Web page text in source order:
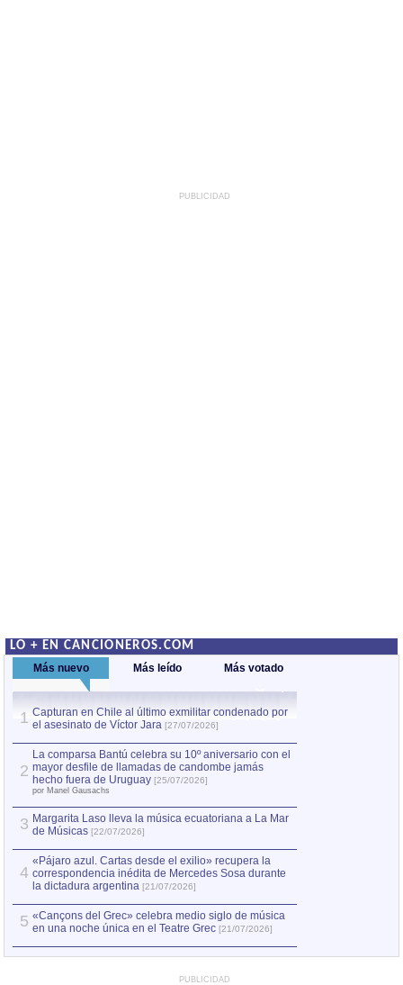
PUBLICIDAD
LO + EN CANCIONEROS.COM
Más nuevo Más leído Más votado
1 Capturan en Chile al último exmilitar condenado por
el asesinato de Víctor Jara [27/07/2026]
2
La comparsa Bantú celebra su 10º aniversario con el
mayor desfile de llamadas de candombe jamás
hecho fuera de Uruguay [25/07/2026]
por Manel Gausachs
3 Margarita Laso lleva la música ecuatoriana a La Mar
de Músicas [22/07/2026]
4
«Pájaro azul. Cartas desde el exilio» recupera la
correspondencia inédita de Mercedes Sosa durante
la dictadura argentina [21/07/2026]
5 «Cançons del Grec» celebra medio siglo de música
en una noche única en el Teatre Grec [21/07/2026]
PUBLICIDAD